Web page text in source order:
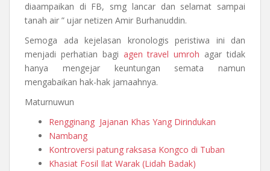
diaampaikan di FB, smg lancar dan selamat sampai
tanah air ” ujar netizen Amir Burhanuddin.
Semoga ada kejelasan kronologis peristiwa ini dan
menjadi perhatian bagi agen travel umroh agar tidak
hanya mengejar keuntungan semata namun
mengabaikan hak-hak jamaahnya.
Maturnuwun
Rengginang Jajanan Khas Yang Dirindukan
Nambang
Kontroversi patung raksasa Kongco di Tuban
Khasiat Fosil Ilat Warak (Lidah Badak)